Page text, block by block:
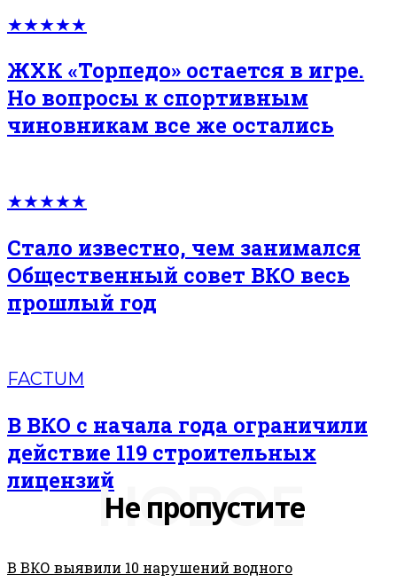
★★★★★
ЖХК «Торпедо» остается в игре.
Но вопросы к спортивным
чиновникам все же остались
★★★★★
Стало известно, чем занимался
Общественный совет ВКО весь
прошлый год
FACTUM
В ВКО с начала года ограничили
действие 119 строительных
лицензий
Не пропустите
НОВОЕ
В ВКО выявили 10 нарушений водного